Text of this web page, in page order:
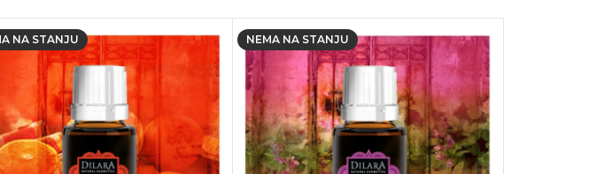
NA STANJU NEMA NA STANJU